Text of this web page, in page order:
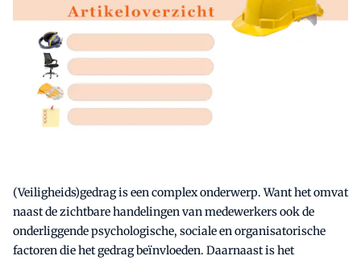
(Veiligheids)gedrag is een complex onderwerp. Want het omvat
naast de zichtbare handelingen van medewerkers ook de
onderliggende psychologische, sociale en organisatorische
factoren die het gedrag beïnvloeden. Daarnaast is het